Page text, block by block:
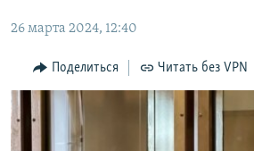
Вернутся
поиску
ИНТЕРАКТИВ
ИНФОГРАФИКА
ТЕЛЕПРОЕКТ КРЫМ.РЕАЛИИ
СОВЕТЫ ПРАВОЗАЩИТНИКОВ
РАДІО СВОБОДА
КАК ОБОЙТИ БЛОКИРОВКУ
Українською
26 марта 2024, 12:40
Поделиться Читать без VPN